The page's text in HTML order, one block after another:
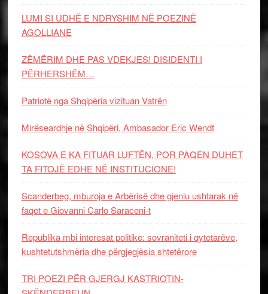
LUMI SI UDHË E NDRYSHIM NË POEZINË
AGOLLIANE
ZËMËRIM DHE PAS VDEKJES! DISIDENTI I
PËRHERSHËM…
Patriotë nga Shqipëria vizituan Vatrën
Mirëseardhje në Shqipëri, Ambasador Eric Wendt
KOSOVA E KA FITUAR LUFTËN, POR PAQEN DUHET
TA FITOJË EDHE NË INSTITUCIONE!
Scanderbeg, mburoja e Arbërisë dhe gjeniu ushtarak në
faqet e Giovanni Carlo Saraceni-t
Republika mbi interesat politike: sovraniteti i qytetarëve,
kushtetutshmëria dhe përgjegjësia shtetërore
TRI POEZI PËR GJERGJ KASTRIOTIN-